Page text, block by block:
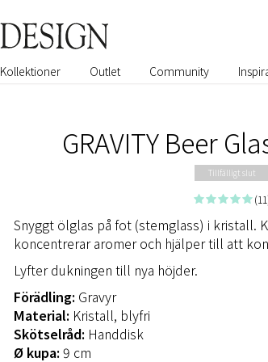
Kollektioner Outlet Community
GRAVITY Beer
Tillfälligt slut
Snyggt ölglas på fot (stemglass) i kristall.
koncentrerar aromer och hjälper till att
Lyfter dukningen till nya höjder.
Förädling: Gravyr
Material: Kristall, blyfri
Skötselråd: Handdisk
Ø kupa:9 cm